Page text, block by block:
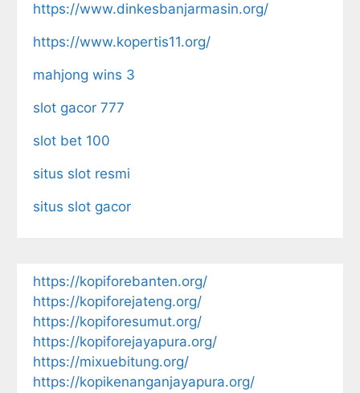
https://www.dinkesbanjarmasin.org/
https://www.kopertis11.org/
mahjong wins 3
slot gacor 777
slot bet 100
situs slot resmi
situs slot gacor
https://kopiforebanten.org/
https://kopiforejateng.org/
https://kopiforesumut.org/
https://kopiforejayapura.org/
https://mixuebitung.org/
https://kopikenanganjayapura.org/